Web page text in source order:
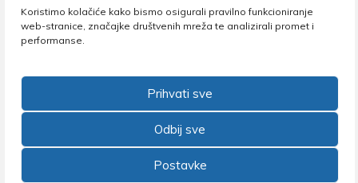
Koristimo kolačiće kako bismo osigurali pravilno funkcioniranje
web-stranice, značajke društvenih mreža te analizirali promet i
performanse.
Prihvati sve
Odbij sve
Postavke
Nezavisni sindikat znanosti i visokog
obrazovanja
Adresa: Florijana Andrašeca 18A / VI kat • 10 000
+385 1 4847 337 •Email: